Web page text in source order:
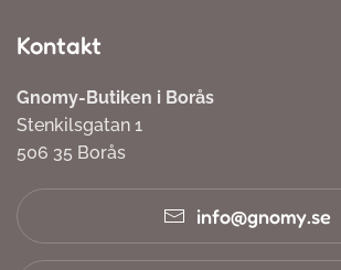
Kontakt
Gnomy-Butiken i Borås
Stenkilsgatan 1
506 35 Borås
info@gnomy.se